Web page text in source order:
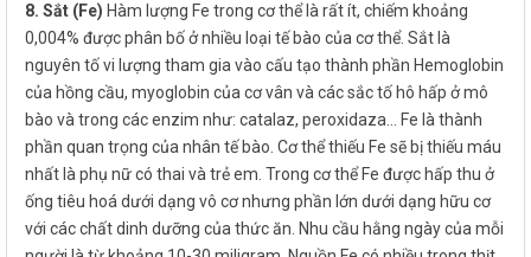
8. Sắt (Fe) Hàm lượng Fe trong cơ thể là rất ít, chiếm khoảng
0,004% được phân bố ở nhiều loại tế bào của cơ thể. Sắt là
nguyên tố vi lượng tham gia vào cấu tạo thành phần Hemoglobin
của hồng cầu, myoglobin của cơ vân và các sắc tố hô hấp ở mô
bào và trong các enzim như: catalaz, peroxidaza… Fe là thành
phần quan trọng của nhân tế bào. Cơ thể thiếu Fe sẽ bị thiếu máu
nhất là phụ nữ có thai và trẻ em. Trong cơ thể Fe được hấp thu ở
ống tiêu hoá dưới dạng vô cơ nhưng phần lớn dưới dạng hữu cơ
với các chất dinh dưỡng của thức ăn. Nhu cầu hằng ngày của mỗi